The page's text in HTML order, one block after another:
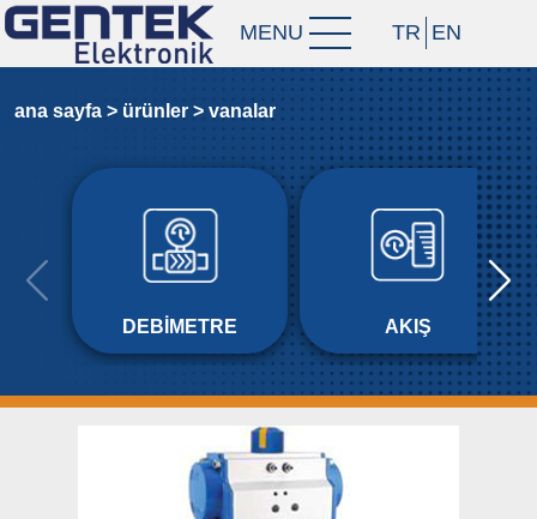
MENU TR EN
ana sayfa > ürünler > vanalar
DEBIMETRE AKIŞ